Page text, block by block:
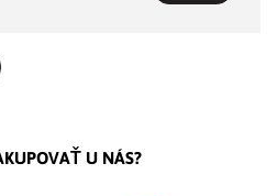
U NÁS?